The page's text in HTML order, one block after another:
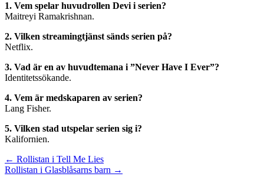
1. Vem spelar huvudrollen Devi i serien?
Maitreyi Ramakrishnan.
2. Vilken streamingtjänst sänds serien på?
Netflix.
3. Vad är en av huvudtemana i ”Never Have I Ever”?
Identitetssökande.
4. Vem är medskaparen av serien?
Lang Fisher.
5. Vilken stad utspelar serien sig i?
Kalifornien.
Inläggsnavigering
← Rollistan i Tell Me Lies
Rollistan i Glasblåsarns barn →